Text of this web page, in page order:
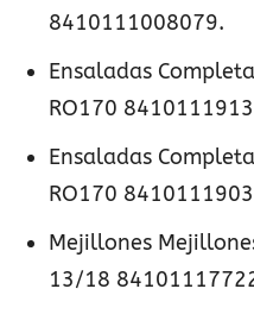
8410111008079.
Ensaladas
RO170
Ensaladas
RO170
Mejillones
13/18